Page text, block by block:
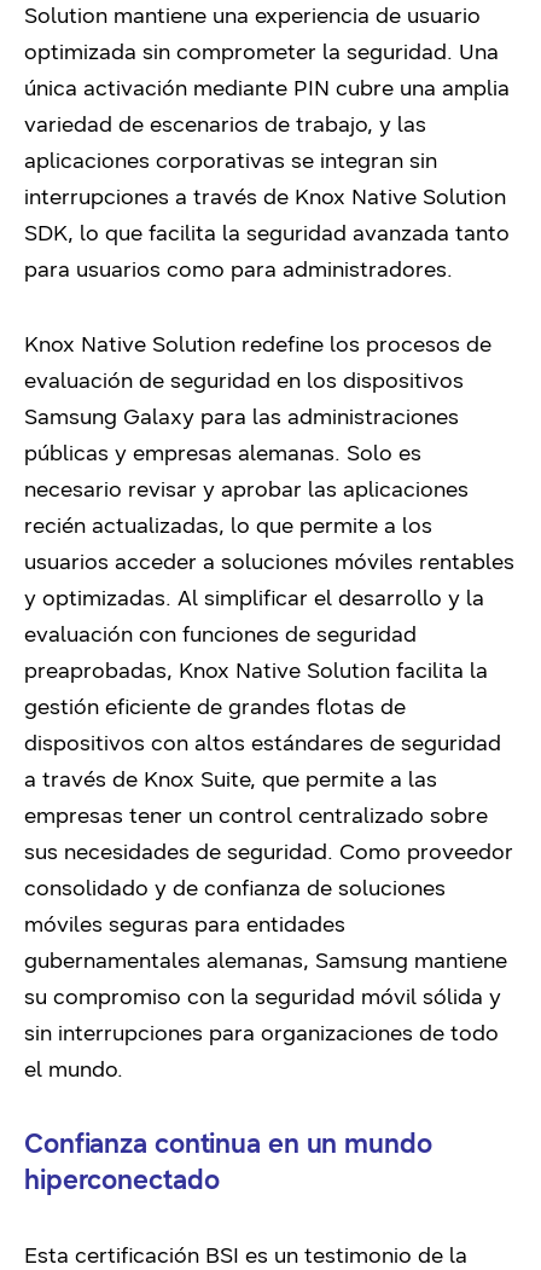
Solution mantiene una experiencia de usuario
optimizada sin comprometer la seguridad. Una
única activación mediante PIN cubre una amplia
variedad de escenarios de trabajo, y las
aplicaciones corporativas se integran sin
interrupciones a través de Knox Native Solution
SDK, lo que facilita la seguridad avanzada tanto
para usuarios como para administradores.
Knox Native Solution redefine los procesos de
evaluación de seguridad en los dispositivos
Samsung Galaxy para las administraciones
públicas y empresas alemanas. Solo es
necesario revisar y aprobar las aplicaciones
recién actualizadas, lo que permite a los
usuarios acceder a soluciones móviles rentables
y optimizadas. Al simplificar el desarrollo y la
evaluación con funciones de seguridad
preaprobadas, Knox Native Solution facilita la
gestión eficiente de grandes flotas de
dispositivos con altos estándares de seguridad
a través de Knox Suite, que permite a las
empresas tener un control centralizado sobre
sus necesidades de seguridad. Como proveedor
consolidado y de confianza de soluciones
móviles seguras para entidades
gubernamentales alemanas, Samsung mantiene
su compromiso con la seguridad móvil sólida y
sin interrupciones para organizaciones de todo
el mundo.
Confianza continua en un mundo
hiperconectado
Esta certificación BSI es un testimonio de la